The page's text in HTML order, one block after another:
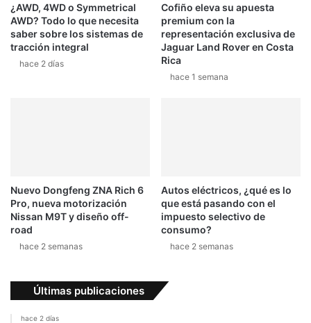
¿AWD, 4WD o Symmetrical
AWD? Todo lo que necesita
saber sobre los sistemas de
tracción integral
hace 2 días
Cofiño eleva su apuesta
premium con la
representación exclusiva de
Jaguar Land Rover en Costa
Rica
hace 1 semana
Nuevo Dongfeng ZNA Rich 6
Pro, nueva motorización
Nissan M9T y diseño off-
road
hace 2 semanas
Autos eléctricos, ¿qué es lo
que está pasando con el
impuesto selectivo de
consumo?
hace 2 semanas
Últimas publicaciones
hace 2 días